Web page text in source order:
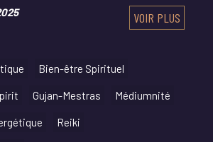
VOIR PLUS
Bien-être Spirituel
Gujan-Mestras Médiumnité
Reiki